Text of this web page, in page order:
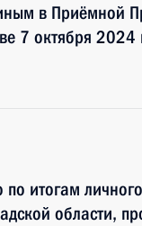
в Приёмной
7 октября 2024
по итогам
области,